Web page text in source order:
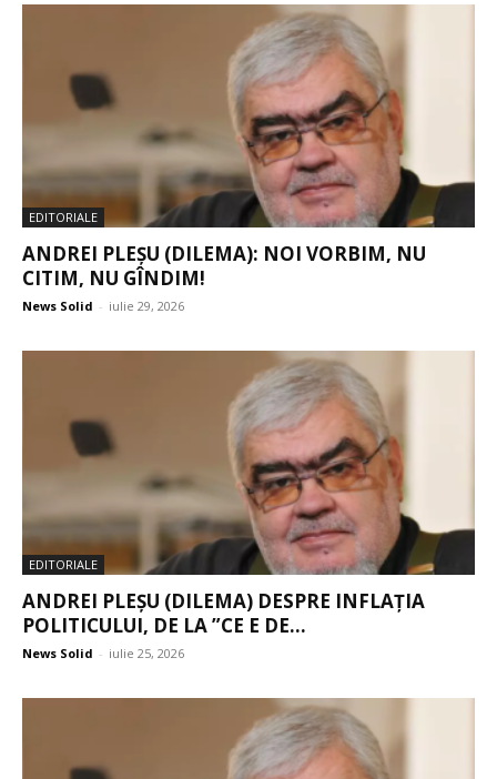
EDITORIALE
ANDREI PLEȘU (DILEMA): NOI VORBIM, NU
CITIM, NU GÎNDIM!
News Solid - iulie 29, 2026
EDITORIALE
ANDREI PLEȘU (DILEMA) DESPRE INFLAȚIA
POLITICULUI, DE LA ”CE E DE...
News Solid - iulie 25, 2026